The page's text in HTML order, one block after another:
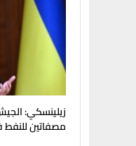
زيلينسكي:
مصفاتين للنفط